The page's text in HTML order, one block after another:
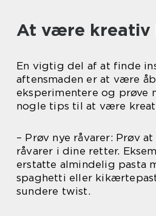
At være kreativ
En vigtig del af at finde
aftensmaden er at være
eksperimentere og prøve
nogle tips til at være
– Prøv nye råvarer: Prøv
råvarer i dine retter.
erstatte almindelig pasta
spaghetti eller
sundere twist.